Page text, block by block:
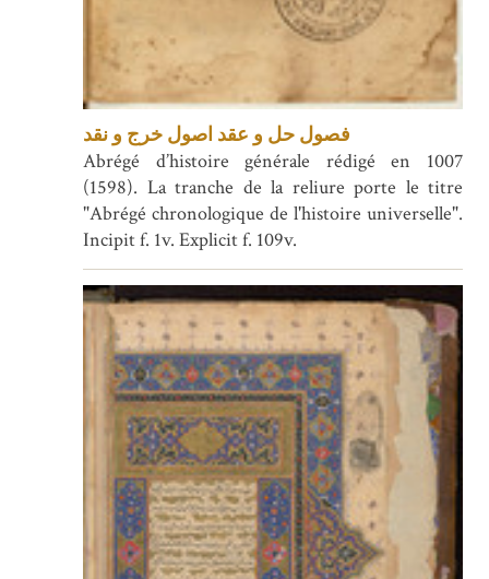
فصول حل و عقد اصول خرج و نقد
Abrégé d’histoire générale rédigé en 1007
(1598). La tranche de la reliure porte le titre
"Abrégé chronologique de l'histoire universelle".
Incipit f. 1v. Explicit f. 109v.